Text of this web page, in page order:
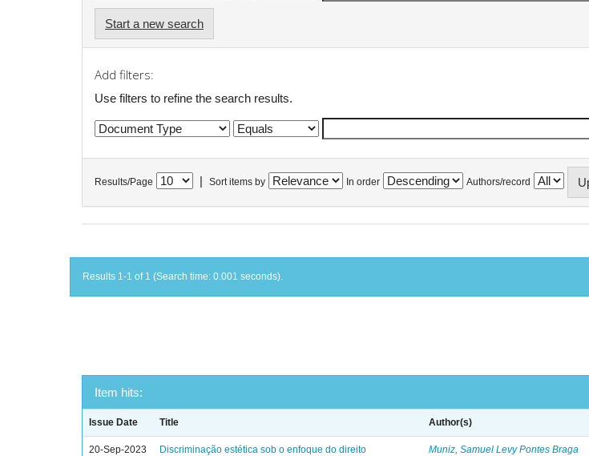
Start a new search
Add filters:
Use filters to refine the search results.
Results/Page Sort items by In order Authors/record
Results 1-1 of 1 (Search time: 0.001 seconds).
Item hits:
Issue Date Title Author(s)
20-Sep-2023
Discriminação estética sob o enfoque do direito
Muniz, Samuel Levy Pontes Braga